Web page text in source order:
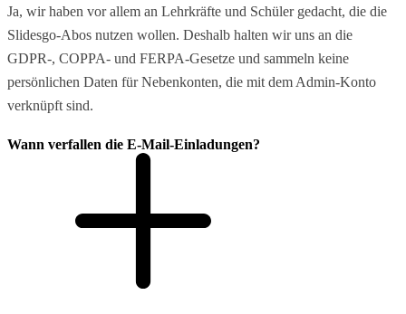
Ja, wir haben vor allem an Lehrkräfte und Schüler gedacht, die die
Slidesgo-Abos nutzen wollen. Deshalb halten wir uns an die
GDPR-, COPPA- und FERPA-Gesetze und sammeln keine
persönlichen Daten für Nebenkonten, die mit dem Admin-Konto
verknüpft sind.
Wann verfallen die E-Mail-Einladungen?